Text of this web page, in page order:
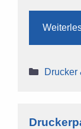
Drucker